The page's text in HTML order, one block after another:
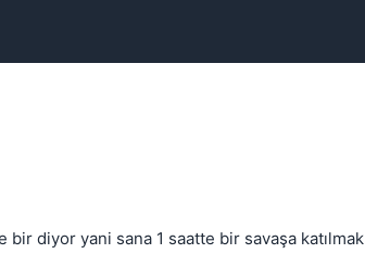
diyor yani sana 1 saatte bir savaşa katılmak